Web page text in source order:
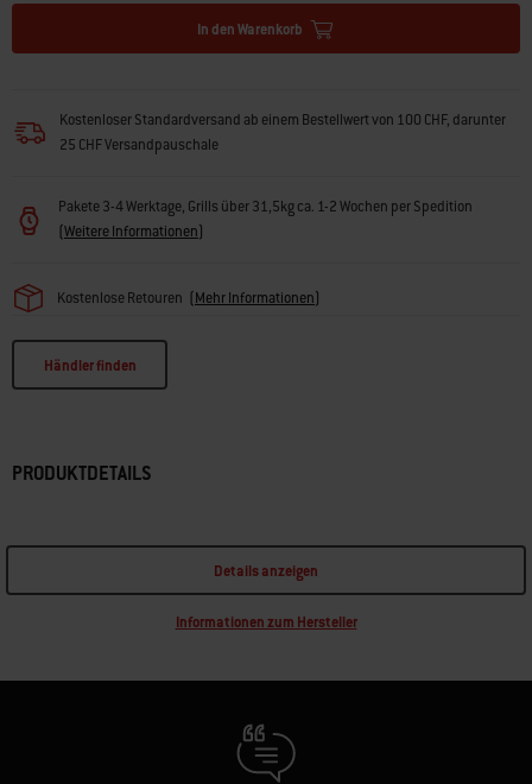
In den Warenkorb
Kostenloser Standardversand ab einem Bestellwert von 100 CHF, darunter
25 CHF Versandpauschale
Pakete 3-4 Werktage, Grills über 31,5kg ca. 1-2 Wochen per Spedition
(Weitere Informationen)
Kostenlose Retouren (Mehr Informationen)
Händler finden
PRODUKTDETAILS
Details anzeigen
Informationen zum Hersteller